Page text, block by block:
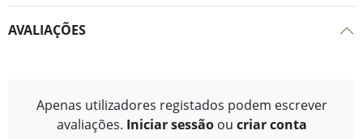
AVALIAÇÕES
Apenas utilizadores registados podem escrever
avaliações. Iniciar sessão ou criar conta